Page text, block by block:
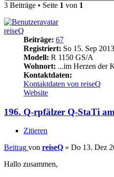
3 Beiträge • Seite 1 von 1
reiseQ
Beiträge: 67
Registriert: So 15. Sep
Modell: R 1150 GS/A
Wohnort: ...im Herzen der
Kontaktdaten:
Kontaktdaten von reiseQ
Website
196. Q-rpfälzer Q-StaTi
Zitieren
Beitrag von reiseQ » Do 13. Dez
Hallo zusammen,